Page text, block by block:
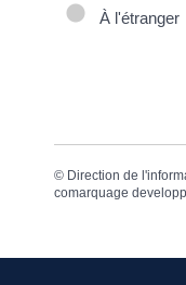
À l'étranger
© Direction de
comarquage